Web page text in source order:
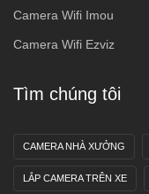
Camera Wifi Imou
Camera Wifi Ezviz
Tìm chúng tôi
CAMERA NHÀ XƯỞNG
LẮP CAMERA TRÊN XE